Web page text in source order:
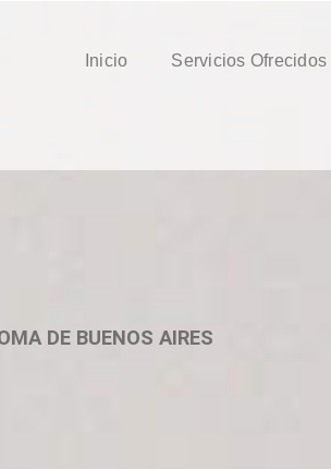
Inicio Servicios Ofrecidos
DE BUENOS AIRES